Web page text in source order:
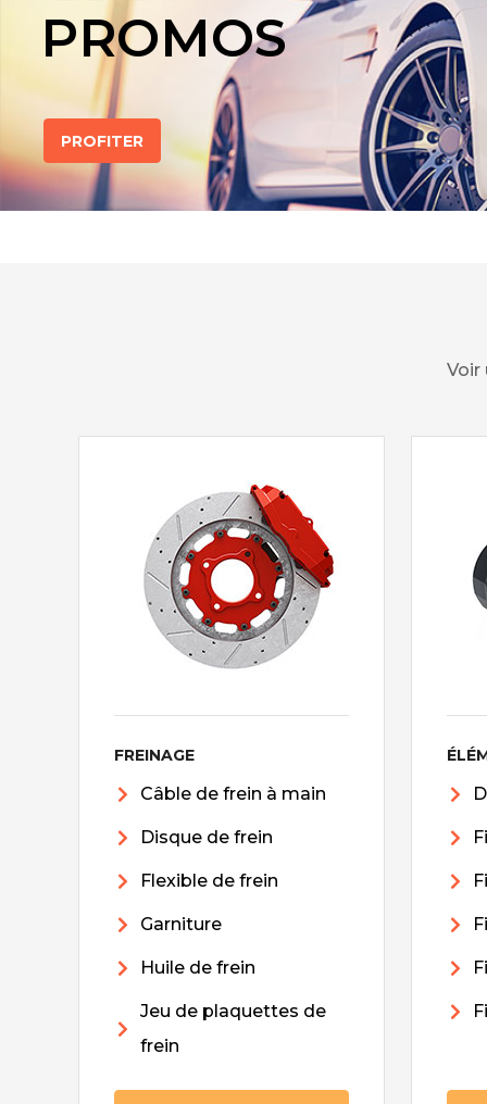
PROMOS
PROFITER
Voir
FREINAGE
Câble de frein à main
Disque de frein
Flexible de frein
Garniture
Huile de frein
Jeu de plaquettes de
frein